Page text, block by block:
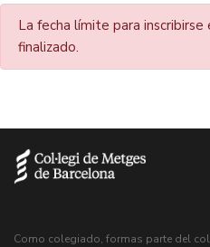
La fecha límite para
finalizado.
Como colegiado, formas parte del